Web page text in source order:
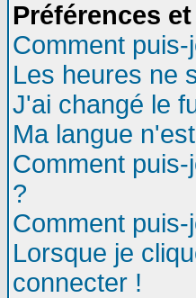
Préférences
Comment
Les heures ne
J'ai changé le
Ma langue
Comment
?
Comment
Lorsque je
connecter !